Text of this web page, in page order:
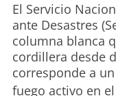
Actualidad
Entretención
Economía
El Servicio
ante Desastres
columna blanca
cordillera desde
corresponde a
fuego activo en